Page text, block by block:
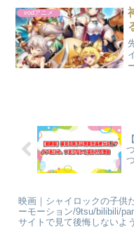
vodアニメ
映画｜シャイロックの子供
ーモーション/9tsu/bilibili/
サイトで見て後悔しないよ